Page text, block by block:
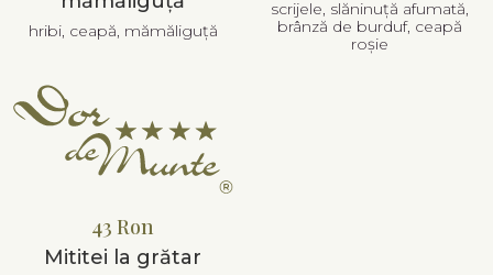
hribi, ceapă, mămăliguță
43 Ron
Mititei la grătar
scrijele, slăninuță afumată,
brânză de burduf, ceapă
roșie